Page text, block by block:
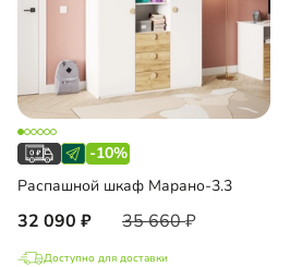
-10%
Распашной шкаф Марано-3.3
32 090 35 660
Доступно для доставки